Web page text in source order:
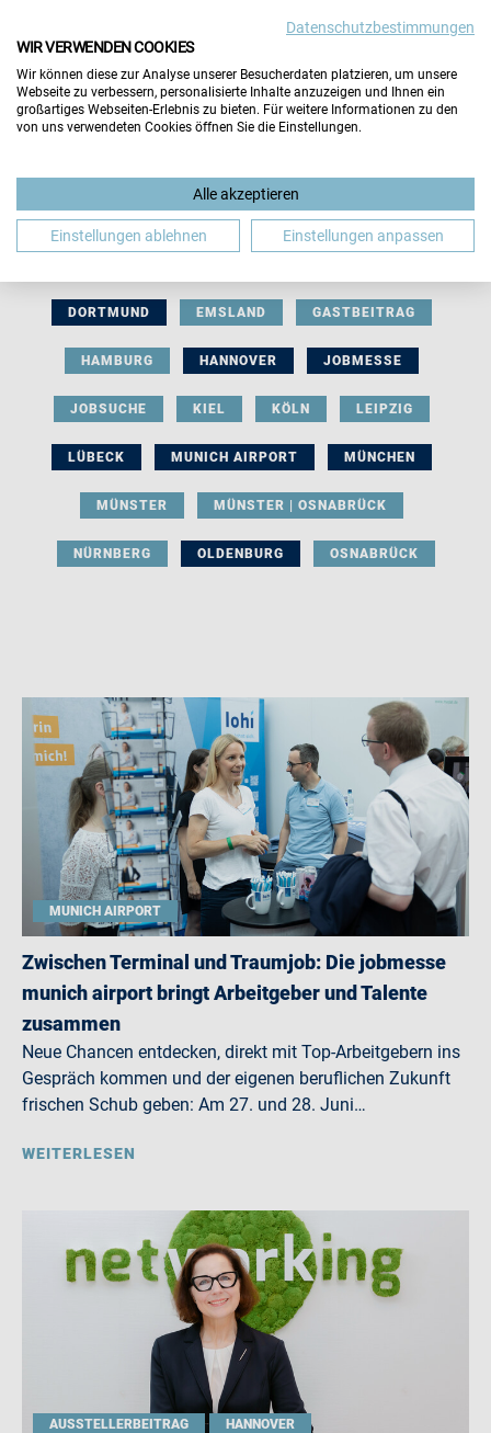
BERUFLICHE ORIENTIERUNG BEWERBUNG
DORTMUND EMSLAND GASTBEITRAG
HAMBURG HANNOVER JOBMESSE
JOBSUCHE KIEL KÖLN LEIPZIG
LÜBECK MUNICH AIRPORT MÜNCHEN
MÜNSTER MÜNSTER | OSNABRÜCK
NÜRNBERG OLDENBURG OSNABRÜCK
MUNICH AIRPORT
Zwischen Terminal und Traumjob: Die jobmesse
munich airport bringt Arbeitgeber und Talente
zusammen
Neue Chancen entdecken, direkt mit Top-Arbeitgebern ins
Gespräch kommen und der eigenen beruflichen Zukunft
frischen Schub geben: Am 27. und 28. Juni…
WEITERLESEN
AUSSTELLERBEITRAG HANNOVER
Datenschutzbestimmungen
WIR VERWENDEN COOKIES
Wir können diese zur Analyse unserer Besucherdaten platzieren, um unsere
Webseite zu verbessern, personalisierte Inhalte anzuzeigen und Ihnen ein
großartiges Webseiten-Erlebnis zu bieten. Für weitere Informationen zu den
von uns verwendeten Cookies öffnen Sie die Einstellungen.
Alle akzeptieren
Einstellungen ablehnen Einstellungen anpassen